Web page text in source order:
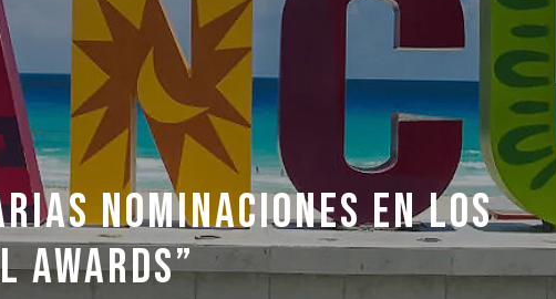
NOMINACIONES EN LOS
AWARDS”